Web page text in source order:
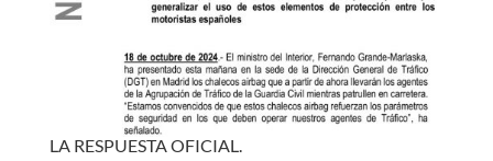
LA RESPUESTA OFICIAL.